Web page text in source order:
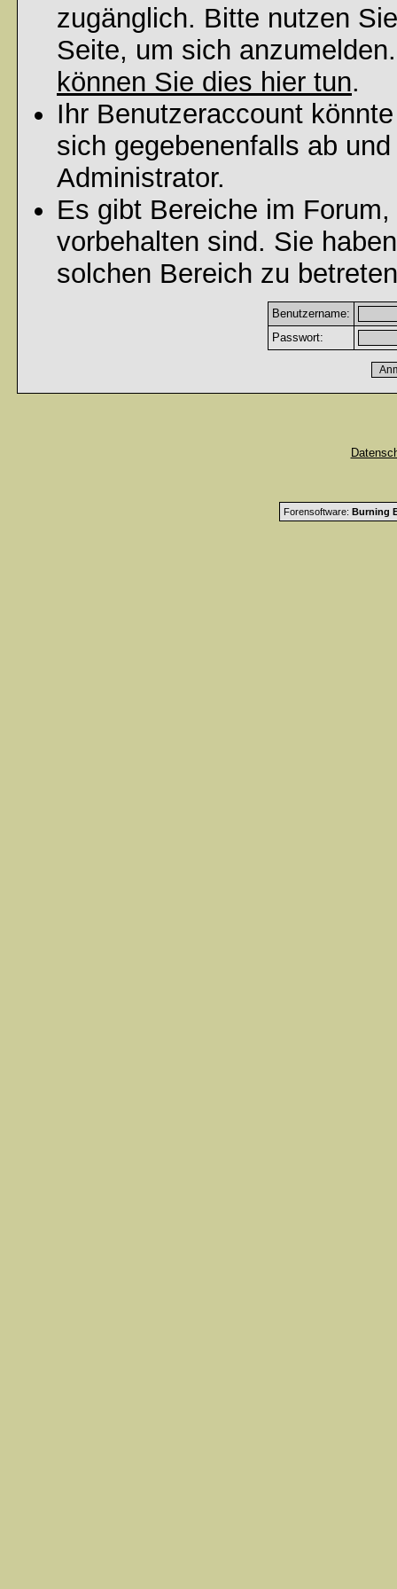
zugänglich. Bitte nutzen
Seite, um sich
können Sie dies hier tun.
Ihr Benutzeraccount
sich gegebenenfalls ab
Administrator.
Es gibt Bereiche im
vorbehalten sind. Sie
solchen Bereich zu
Benutzername:
Passwort:
Forensoftware: Burning